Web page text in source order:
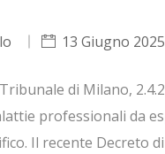
13 Giugno 2025
di Milano,
professionali da
Il recente Decreto